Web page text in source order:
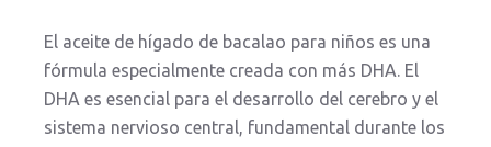
El aceite de hígado de bacalao para niños es una
fórmula especialmente creada con más DHA. El
DHA es esencial para el desarrollo del cerebro y el
sistema nervioso central, fundamental durante los